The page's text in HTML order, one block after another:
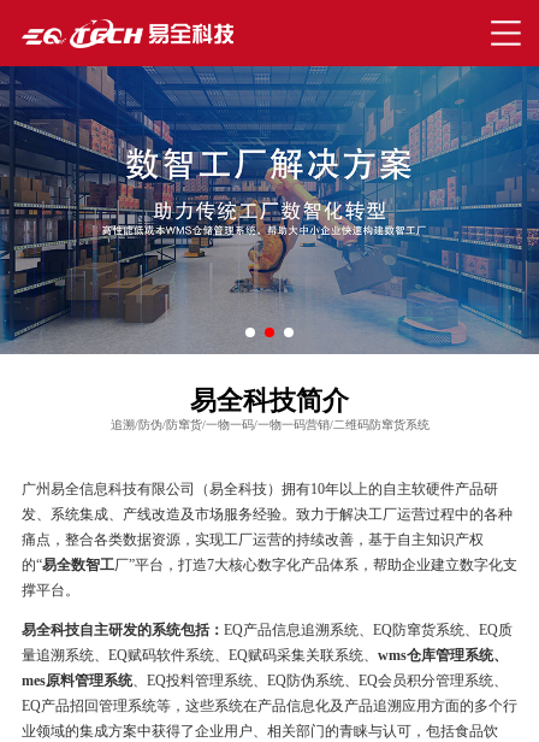
易全科技简介
追溯/防伪/防窜货/一物一码/一物一码营销/二维码防窜货系统
广州易全信息科技有限公司（易全科技）拥有10年以上的自主软硬件产品研
发、系统集成、产线改造及市场服务经验。致力于解决工厂运营过程中的各种
痛点，整合各类数据资源，实现工厂运营的持续改善，基于自主知识产权
的“易全数智工厂”平台，打造7大核心数字化产品体系，帮助企业建立数字化支
撑平台。
易全科技自主研发的系统包括： EQ产品信息追溯系统、EQ防窜货系统、EQ质
量追溯系统、EQ赋码软件系统、EQ赋码采集关联系统、 wms仓库管理系统、
mes原料管理系统、EQ投料管理系统、EQ防伪系统、EQ会员积分管理系统、
EQ产品招回管理系统等，这些系统在产品信息化及产品追溯应用方面的多个行
业领域的集成方案中获得了企业用户、相关部门的青睐与认可，包括食品饮